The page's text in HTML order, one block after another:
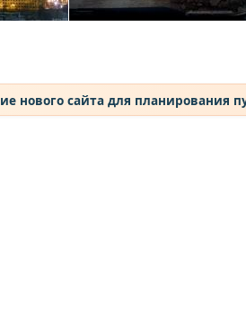
нового сайта для планирования